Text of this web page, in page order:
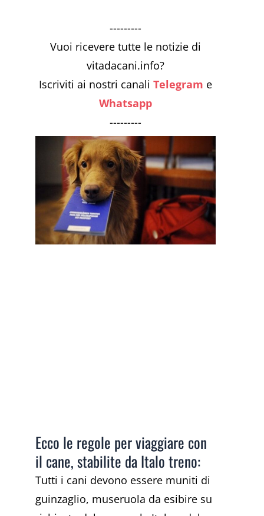
---------
Vuoi ricevere tutte le notizie di
vitadacani.info?
Iscriviti ai nostri canali Telegram e
Whatsapp
---------
Ecco le regole per viaggiare con
il cane, stabilite da Italo treno:
Tutti i cani devono essere muniti di
guinzaglio, museruola da esibire su